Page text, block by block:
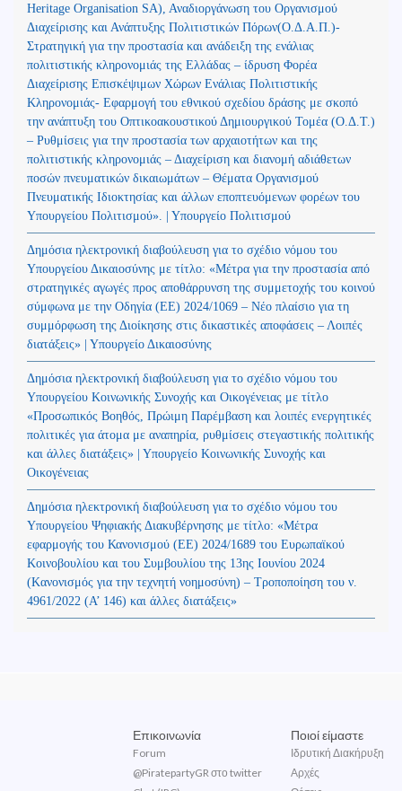
Heritage Organisation SA), Αναδιοργάνωση του Οργανισμού
Διαχείρισης και Ανάπτυξης Πολιτιστικών Πόρων(Ο.Δ.Α.Π.)-
Στρατηγική για την προστασία και ανάδειξη της ενάλιας
πολιτιστικής κληρονομιάς της Ελλάδας – ίδρυση Φορέα
Διαχείρισης Επισκέψιμων Χώρων Ενάλιας Πολιτιστικής
Κληρονομιάς- Εφαρμογή του εθνικού σχεδίου δράσης με σκοπό
την ανάπτυξη του Οπτικοακουστικού Δημιουργικού Τομέα (Ο.Δ.Τ.)
– Ρυθμίσεις για την προστασία των αρχαιοτήτων και της
πολιτιστικής κληρονομιάς – Διαχείριση και διανομή αδιάθετων
ποσών πνευματικών δικαιωμάτων – Θέματα Οργανισμού
Πνευματικής Ιδιοκτησίας και άλλων εποπτευόμενων φορέων του
Υπουργείου Πολιτισμού». | Υπουργείο Πολιτισμού
Δημόσια ηλεκτρονική διαβούλευση για το σχέδιο νόμου του
Υπουργείου Δικαιοσύνης με τίτλο: «Μέτρα για την προστασία από
στρατηγικές αγωγές προς αποθάρρυνση της συμμετοχής του κοινού
σύμφωνα με την Οδηγία (ΕΕ) 2024/1069 – Νέο πλαίσιο για τη
συμμόρφωση της Διοίκησης στις δικαστικές αποφάσεις – Λοιπές
διατάξεις» | Υπουργείο Δικαιοσύνης
Δημόσια ηλεκτρονική διαβούλευση για το σχέδιο νόμου του
Υπουργείου Κοινωνικής Συνοχής και Οικογένειας με τίτλο
«Προσωπικός Βοηθός, Πρώιμη Παρέμβαση και λοιπές ενεργητικές
πολιτικές για άτομα με αναπηρία, ρυθμίσεις στεγαστικής πολιτικής
και άλλες διατάξεις» | Υπουργείο Κοινωνικής Συνοχής και
Οικογένειας
Δημόσια ηλεκτρονική διαβούλευση για το σχέδιο νόμου του
Υπουργείου Ψηφιακής Διακυβέρνησης με τίτλο: «Μέτρα
εφαρμογής του Κανονισμού (ΕΕ) 2024/1689 του Ευρωπαϊκού
Κοινοβουλίου και του Συμβουλίου της 13ης Ιουνίου 2024
(Kανονισμός για την τεχνητή νοημοσύνη) – Τροποποίηση του ν.
4961/2022 (Α’ 146) και άλλες διατάξεις»
Επικοινωνία
Forum
@PiratepartyGR στο twitter
Ποιοί είμαστε
Ιδρυτική Διακήρυξη
Αρχές